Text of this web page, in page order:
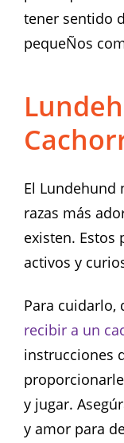
tener sentido
pequeÑos
El Lundehund
razas más
existen. Estos
activos y
Para cuidarlo,
recibir a un
instrucciones
y jugar.
y amor para